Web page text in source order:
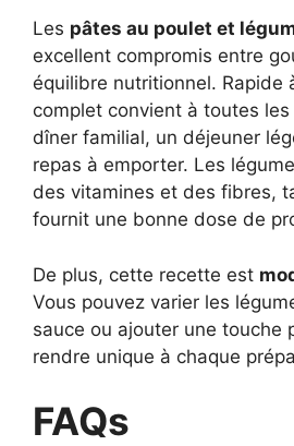
Les pâtes au poulet et
excellent compromis entre
équilibre nutritionnel. Rapide
complet convient à toutes
dîner familial, un déjeuner
repas à emporter. Les
des vitamines et des fibres,
fournit une bonne dose de
De plus, cette recette est
Vous pouvez varier les
sauce ou ajouter une touche
rendre unique à chaque
FAQs